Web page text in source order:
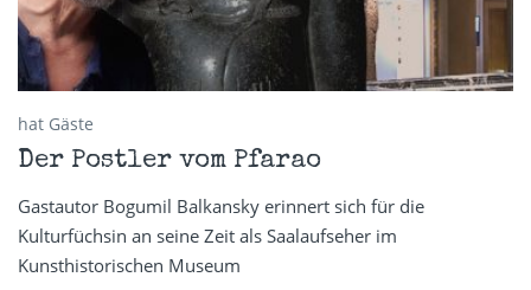
hat Gäste
Der Postler vom Pfarao
Gastautor Bogumil Balkansky erinnert sich für die
Kulturfüchsin an seine Zeit als Saalaufseher im
Kunsthistorischen Museum